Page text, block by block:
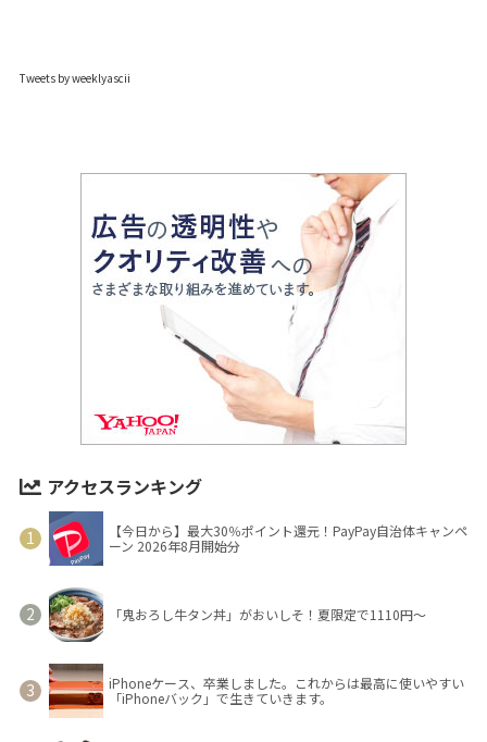
Tweets by weeklyascii
アクセスランキング
【今日から】最大30％ポイント還元！PayPay自治体キャンペ
ーン 2026年8月開始分
「鬼おろし牛タン丼」がおいしそ！夏限定で1110円～
iPhoneケース、卒業しました。これからは最高に使いやすい
「iPhoneバック」で生きていきます。